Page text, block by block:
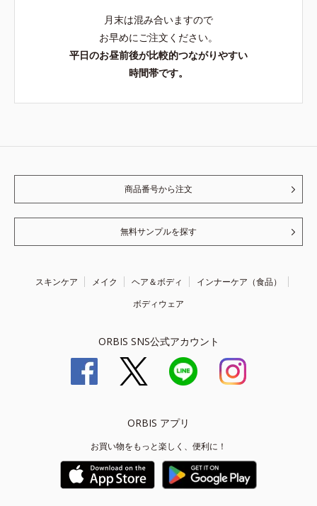
月末は混み合いますので
お早めにご注文ください。
平日のお昼前後が比較的つながりやすい
時間帯です。
商品番号から注文
無料サンプルを探す
スキンケア メイク ヘア＆ボディ
インナーケア（食品）
ボディウェア
ORBIS SNS公式アカウント
ORBIS アプリ
お買い物をもっと楽しく、便利に！